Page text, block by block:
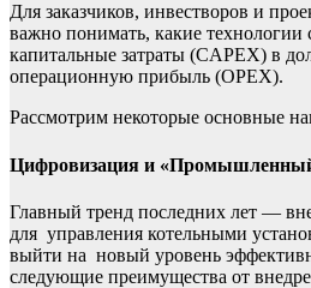
Для заказчиков, инвестворов и
важно понимать, какие технологии
капитальные затраты (CAPEX) в
операционную прибыль (OPEX).
Рассмотрим некоторые основные
Цифровизация и
Главный тренд последних лет —
для управления котельными
выйти на новый уровень
следующие преимущества от